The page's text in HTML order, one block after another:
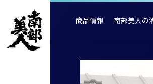
商品情報 南部美人の